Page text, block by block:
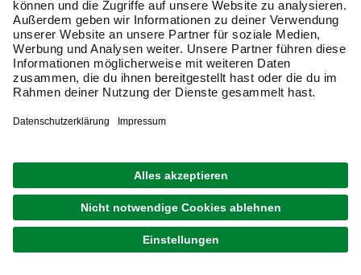
Drehkippbeschläge
Ansprüche wie
schwere Fenster
Fenster in
Bogenfenster
Wenn Oberlichter